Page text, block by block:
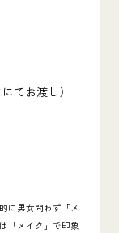
てお渡し）
に男女問わず「メ
「メイク」で印象